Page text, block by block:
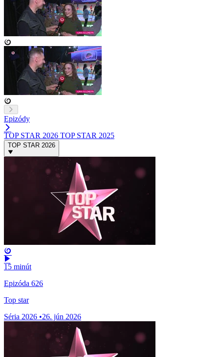
Epizódy
TOP STAR 2026 TOP STAR 2025
TOP STAR 2026
15 minút
Epizóda 626
Top star
Séria 2026 •26. jún 2026